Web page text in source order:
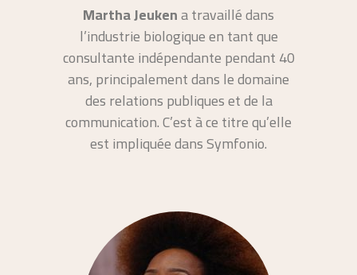
Martha Jeukena travaillé dans
l’industrie biologique en tant que
consultante indépendante pendant 40
ans, principalement dans le domaine
des relations publiques et de la
communication. C’est à ce titre qu’elle
est impliquée dans Symfonio.